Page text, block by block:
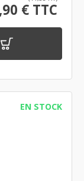
€ TTC
EN STOCK